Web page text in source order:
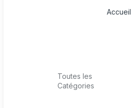
Toutes les
Catégories
Accueil